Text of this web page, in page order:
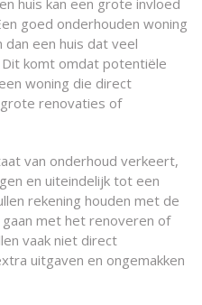
huis kan een grote invloed
goed onderhouden woning
een huis dat veel
komt omdat potentiële
woning die direct
renovaties of
van onderhoud verkeert,
en uiteindelijk tot een
rekening houden met de
met het renoveren of
vaak niet direct
uitgaven en ongemakken